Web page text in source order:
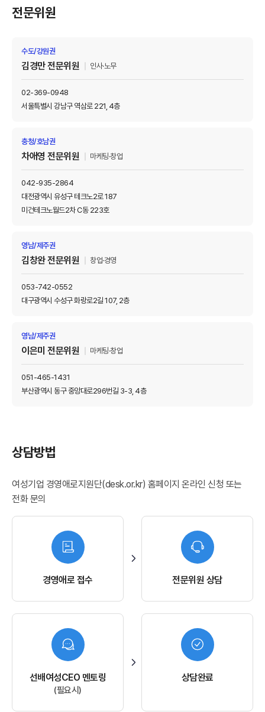
전문위원
수도/강원권
김경만 전문위원 인사·노무
02-369-0948
서울특별시 강남구 역삼로 221, 4층
충청/호남권
차애영 전문위원 마케팅·창업
042-935-2864
대전광역시 유성구 테크노2로 187
미건테크노월드2차 C동 223호
영남/제주권
김창완 전문위원 창업·경영
053-742-0552
대구광역시 수성구 화랑로2길 107, 2층
영남/제주권
이은미 전문위원 마케팅·창업
051-465-1431
부산광역시 동구 중앙대로296번길 3-3, 4층
상담방법
여성기업 경영애로지원단(desk.or.kr) 홈페이지 온라인 신청 또는
전화 문의
경영애로 접수 전문위원 상담
선배여성CEO 멘토링
(필요시)
상담완료